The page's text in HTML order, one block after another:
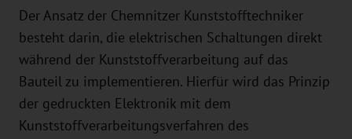
Der Ansatz der Chemnitzer Kunststofftechniker
besteht darin, die elektrischen Schaltungen direkt
während der Kunststoffverarbeitung auf das
Bauteil zu implementieren. Hierfür wird das Prinzip
der gedruckten Elektronik mit dem
Kunststoffverarbeitungsverfahren des